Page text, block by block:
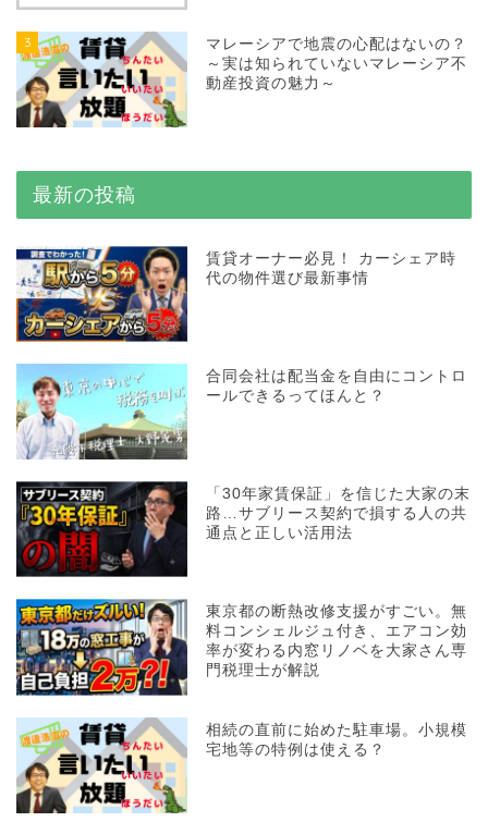
3
マレーシアで地震の心配はないの？
～実は知られていないマレーシア不
動産投資の魅力～
最新の投稿
賃貸オーナー必見！ カーシェア時
代の物件選び最新事情
合同会社は配当金を自由にコントロ
ールできるってほんと？
「30年家賃保証」を信じた大家の末
路…サブリース契約で損する人の共
通点と正しい活用法
東京都の断熱改修支援がすごい。無
料コンシェルジュ付き、エアコン効
率が変わる内窓リノベを大家さん専
門税理士が解説
相続の直前に始めた駐車場。小規模
宅地等の特例は使える？